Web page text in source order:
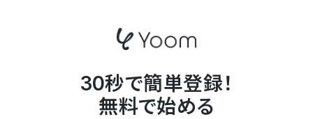
30秒で簡単登録！
無料で始める